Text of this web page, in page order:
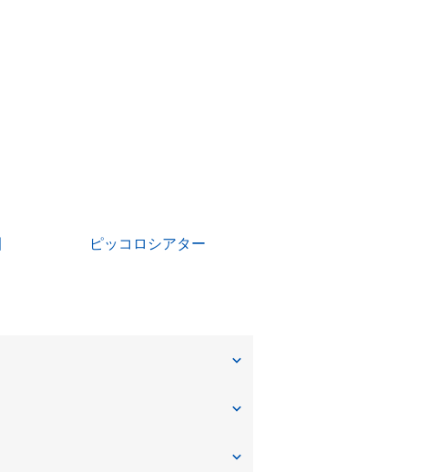
ピッコロシアター